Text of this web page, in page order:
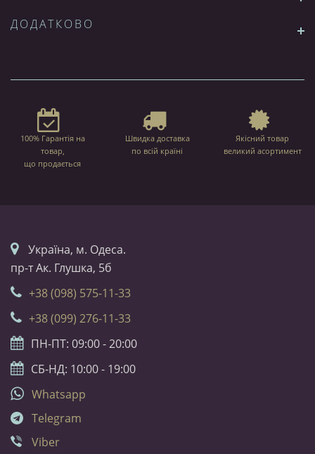
ДОДАТКОВО
100% Гарантія на
товар,
що продається
Швидка доставка
по всій країні
Якісний товар
великий асортимент
Українa, м. Одеса.
пр-т Ак. Глушка, 5б
+38 (098) 575-11-33
+38 (099) 276-11-33
ПН-ПТ: 09:00 - 20:00
СБ-НД: 10:00 - 19:00
Whatsapp
Telegram
Viber